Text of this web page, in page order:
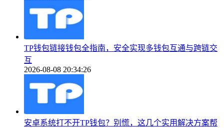
TP钱包链接钱包全指南，安全实现多钱包互通与跨链交
互
2026-08-08 20:34:26
安卓系统打不开TP钱包？别慌，这几个实用解决方案帮